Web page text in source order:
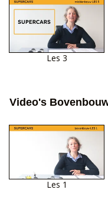
Les 3
Video's
Les 1